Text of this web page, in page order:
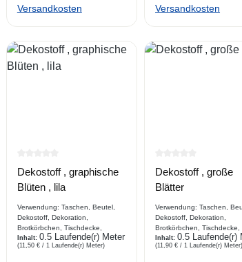
Versandkosten
Versandkosten
Durchschnittliche Bewertung von 0 von 5
Dekostoff , graphische
Blüten , lila
Verwendung: Taschen, Beutel,
Dekostoff, Dekoration,
Brotkörbchen, Tischdecke,
Platzdecke, Hundekissen,
Vorhang, Stuhl, Sofaabdeckung
Inhalt: 0.5 Laufende(r) Meter
(11,50 € / 1 Laufende(r) Meter)
Durchschnittliche
Dekostoff , große
Blätter
Verwendung: Taschen,
Dekostoff, Dekoration,
Brotkörbchen, Tischdecke,
Platzdecke, Bekleidung
Beschreibung bedruckter
Inhalt:0.5 Laufende(r)
(11,90 € / 1 Laufende(r) Meter)